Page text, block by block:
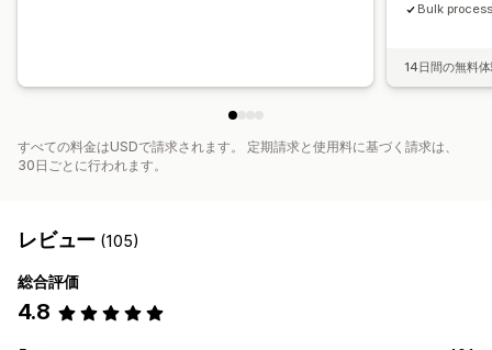
Bulk
14日間の無料
すべての料金はUSDで請求されます。 定期請求と使用料に基づく請求は、
30日ごとに行われます。
レビュー (105)
総合評価
4.8